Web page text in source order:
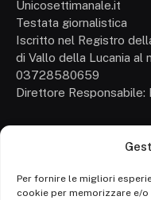
Per fornire le migliori
cookie per memorizzare e/
Unicosettimanale.it
Testata giornalistica
Iscritto nel Registro
di Vallo della Lucania al
03728580659
Direttore Responsabile:
Attualità